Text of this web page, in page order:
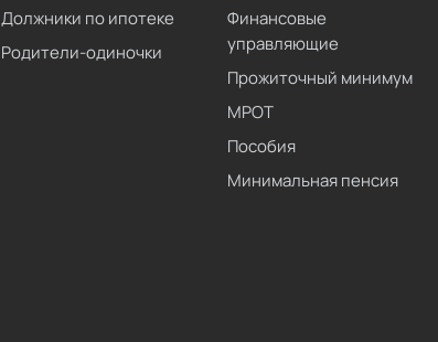
Должники по ипотеке
Родители-одиночки
Финансовые
управляющие
Прожиточный минимум
МРОТ
Пособия
Минимальная пенсия